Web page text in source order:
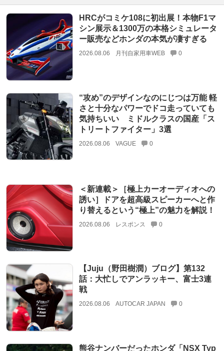
HRCがコミケ108に初出展！本物F1マ
シン展示＆1300万の本格シミュレータ
ー販売などホンダの本気が凄すぎる
2026.08.06 月刊自家用車WEB 0
“攻め”のデザインなのにじつは万能 軽
さと十分なパワーでドコ走っていても
気持ちいい ミドルクラスの国産「ス
トリートファイター」3選
2026.08.06 VAGUE 0
＜新連載＞［極上カーオーディオへの
誘い］ドアを超高級スピーカーへと作
り替えるという“極上”の魅力を解説！
2026.08.06 レスポンス 0
【Juju（野田樹潤）ブログ】第132
話：大忙しでアンラッキー、富士3連
戦
2026.08.06 AUTOCAR JAPAN 0
熊谷ナンバーだったホンダ「NSX Typ